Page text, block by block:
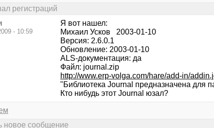
регистраций
- 10:59
Я вот нашел:
Михаил Усков 2003-01-10
Версия: 2.6.0.1
Обновление: 2003-01-10
ALS-документация: да
Файл: journal.zip
http://www.erp-volga.com/hare/add-in/
"Библиотека Journal предназначена для
Кто нибудь этот Journal юзал?
новое сообщение